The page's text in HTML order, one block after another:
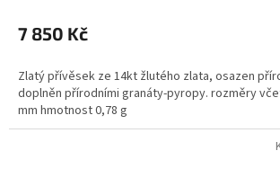
7 850 Kč
Zlatý přívěsek ze 14kt žlutého zlata, osazen
doplněn přírodními granáty-pyropy. rozměry
mm hmotnost 0,78 g